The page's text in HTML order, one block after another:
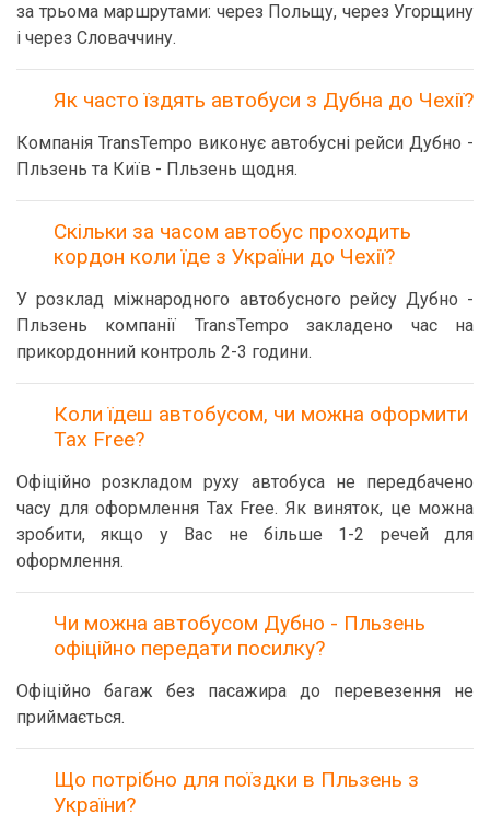
за трьома маршрутами: через Польщу, через Угорщину
і через Словаччину.
Як часто їздять автобуси з Дубна до Чехії?
Компанія TransTempo виконує автобусні рейси Дубно -
Пльзень та Київ - Пльзень щодня.
Скільки за часом автобус проходить
кордон коли їде з України до Чехії?
У розклад міжнародного автобусного рейсу Дубно -
Пльзень компанії TransTempo закладено час на
прикордонний контроль 2-3 години.
Коли їдеш автобусом, чи можна оформити
Tax Free?
Офіційно розкладом руху автобуса не передбачено
часу для оформлення Tax Free. Як виняток, це можна
зробити, якщо у Вас не більше 1-2 речей для
оформлення.
Чи можна автобусом Дубно - Пльзень
офіційно передати посилку?
Офіційно багаж без пасажира до перевезення не
приймається.
Що потрібно для поїздки в Пльзень з
України?